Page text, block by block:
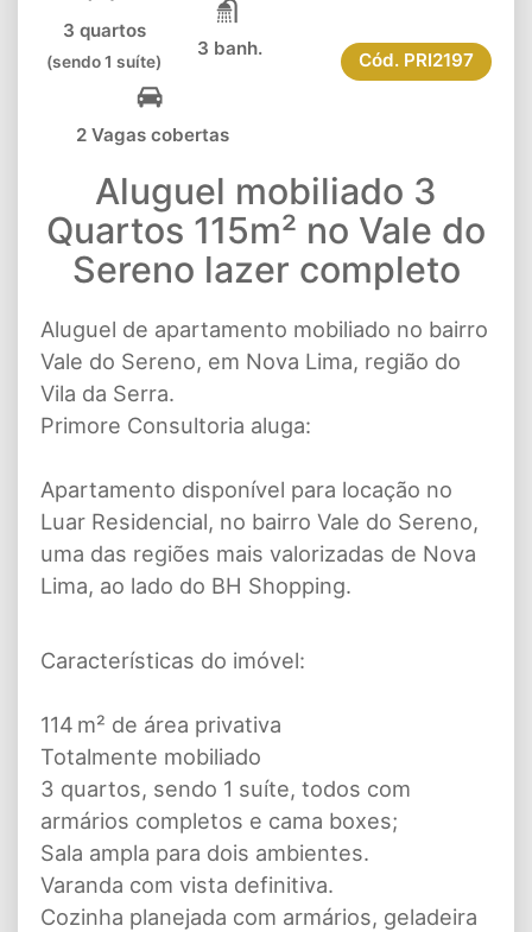
3 quartos
(sendo 1 suíte)
3 banh.
2 Vagas cobertas
Cód. PRI2197
Aluguel mobiliado 3
Quartos 115m² no Vale do
Sereno lazer completo
Aluguel de apartamento mobiliado no bairro
Vale do Sereno, em Nova Lima, região do
Vila da Serra.
Primore Consultoria aluga:
Apartamento disponível para locação no
Luar Residencial, no bairro Vale do Sereno,
uma das regiões mais valorizadas de Nova
Lima, ao lado do BH Shopping.
Características do imóvel:
114 m² de área privativa
Totalmente mobiliado
3 quartos, sendo 1 suíte, todos com
armários completos e cama boxes;
Sala ampla para dois ambientes.
Varanda com vista definitiva.
Cozinha planejada com armários, geladeira